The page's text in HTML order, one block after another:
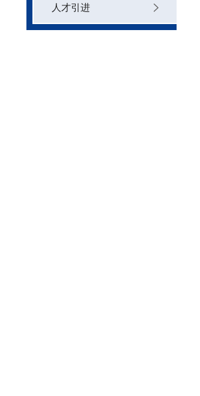
人才引进